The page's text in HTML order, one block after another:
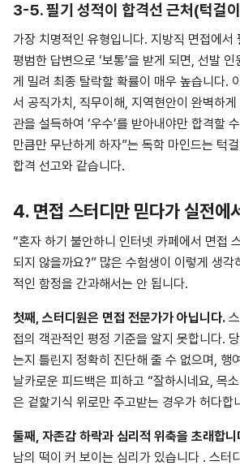
3-5. 필기 성적이 합격선 근처(턱걸
가장 치명적인 유형입니다. 지방직 면접에서
평범한 답변으로 ‘보통’을 받게 되면, 선발 인
게 밀려 최종 탈락할 확률이 매우 높습니다.
서 공직가치, 직무이해, 지역현안이 완벽하
관을 설득하여 ‘우수’를 받아내야만 합격할
만큼만 무난하게 하자”는 독학 마인드는 턱
합격 선고와 같습니다.
4. 면접 스터디만 믿다가 실전에
“혼자 하기 불안하니 인터넷 카페에서 면접
되지 않을까요?” 많은 수험생이 이렇게 생각
적인 함정을 간과해서는 안 됩니다.
첫째, 스터디원은 면접 전문가가 아닙니다.
접의 객관적인 평정 기준을 알지 못합니다.
는지 틀린지 정확히 진단해 줄 수 없으며, 행
날카로운 피드백은 피하고 “잘하시네요, 목
은 겉핥기식 위로만 주고받는 경우가 허다합
둘째, 자존감 하락과 심리적 위축을 초래합니
남의 떡이 커 보이는 심리가 있습니다 . 스터